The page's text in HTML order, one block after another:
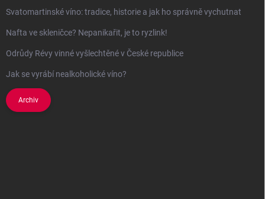
Svatomartinské víno: tradice, historie a jak ho správně vychutnat
Nafta ve skleničce? Nepanikařit, je to ryzlink!
Odrůdy Révy vinné vyšlechtěné v České republice
Jak se vyrábí nealkoholické víno?
Archiv